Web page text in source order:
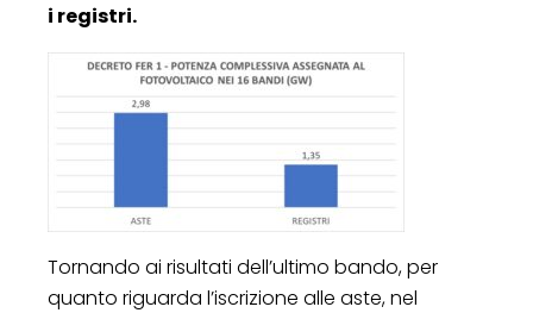
i registri.
Tornando ai risultati dell’ultimo bando, per
quanto riguarda l’iscrizione alle aste, nel